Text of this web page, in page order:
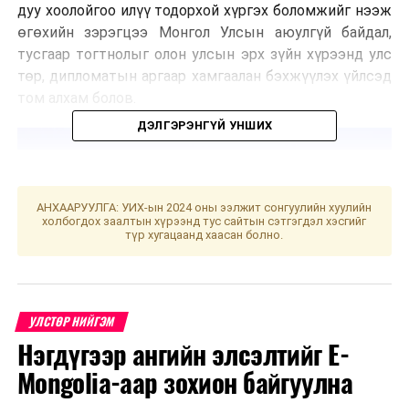
дуу хоолойгоо илүү тодорхой хүргэх боломжийг нээж
өгөхийн зэрэгцээ Монгол Улсын аюулгүй байдал,
тусгаар тогтнолыг олон улсын эрх зүйн хүрээнд улс
төр, дипломатын аргаар хамгаалан бэхжүүлэх үйлсэд
ДЭЛГЭРЭНГҮЙ УНШИХ
АНХААРУУЛГА: УИХ-ын 2024 оны ээлжит сонгуулийн хуулийн
холбогдох заалтын хүрээнд тус сайтын сэтгэгдэл хэсгийг
түр хугацаанд хаасан болно.
УЛСТӨР НИЙГЭМ
Нэгдүгээр ангийн элсэлтийг E-
Mongolia-аар зохион байгуулна